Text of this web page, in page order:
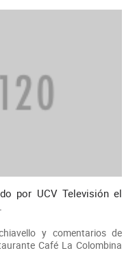
por UCV Televisión el
y comentarios de
Café La Colombina